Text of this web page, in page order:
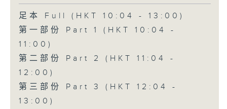
足本 Full (HKT 10:04 - 13:00)
第一部份 Part 1 (HKT 10:04 -
11:00)
第二部份 Part 2 (HKT 11:04 -
12:00)
第三部份 Part 3 (HKT 12:04 -
13:00)